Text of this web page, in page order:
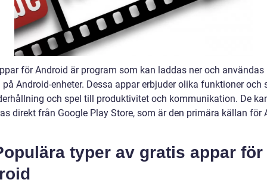
för Android är program som kan laddas ner och användas
Android-enheter. Dessa appar erbjuder olika funktioner och
och spel till produktivitet och kommunikation. De
direkt från Google Play Store, som är den primära källan för
typer av gratis appar för